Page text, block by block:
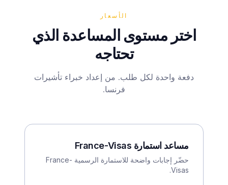
الأسعار
اختر مستوى المساعدة الذي
تحتاجه
دفعة واحدة لكل طلب. من إعداد خبراء تأشيرات
فرنسا.
مساعد استمارة France-Visas
حضّر إجابات واضحة للاستمارة الرسمية France-
Visas.